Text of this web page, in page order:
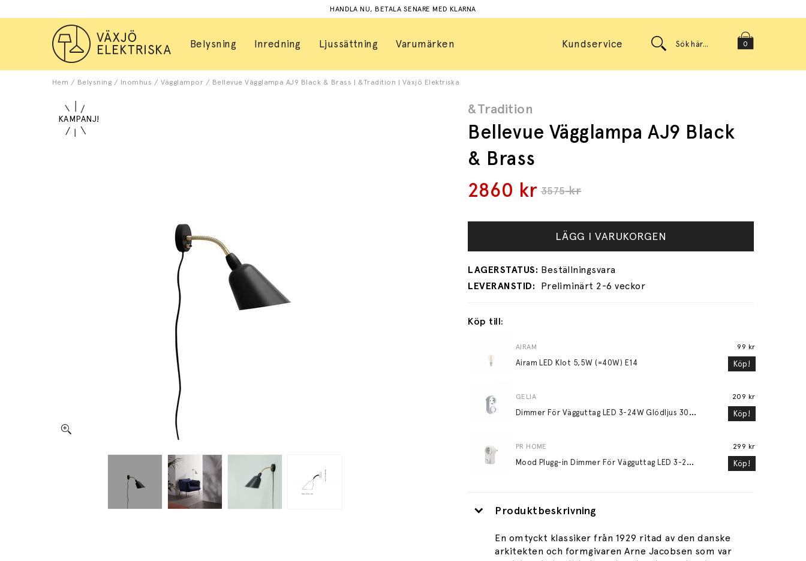
HANDLA NU, BETALA SENARE MED KLARNA
Belysning Inredning Ljussättning Varumärken 0
Kundservice
Hem / Belysning / Inomhus / Vägglampor / Bellevue Vägglampa AJ9 Black & Brass | &Tradition | Växjö Elektriska
&Tradition
Bellevue Vägglampa AJ9 Black
& Brass
3575kr
2860 kr
LÄGG I VARUKORGEN
Preliminärt 2-6 veckor
Köp till:
AIRAM
Airam LED Klot 5,5W (=40W) E14
99 kr
Köp!
GELIA
D
immer För Vägguttag LED 3-24W Glödljus 30-200W
209 kr
Köp!
PR HOME
M
ood Plugg-in Dimmer För Vägguttag LED 3-24W Glödljus 30-200W Vit
299 kr
Köp!
Produktbeskrivning
En omtyckt klassiker från 1929 ritad av den danske
arkitekten och formgivaren Arne Jacobsen som var